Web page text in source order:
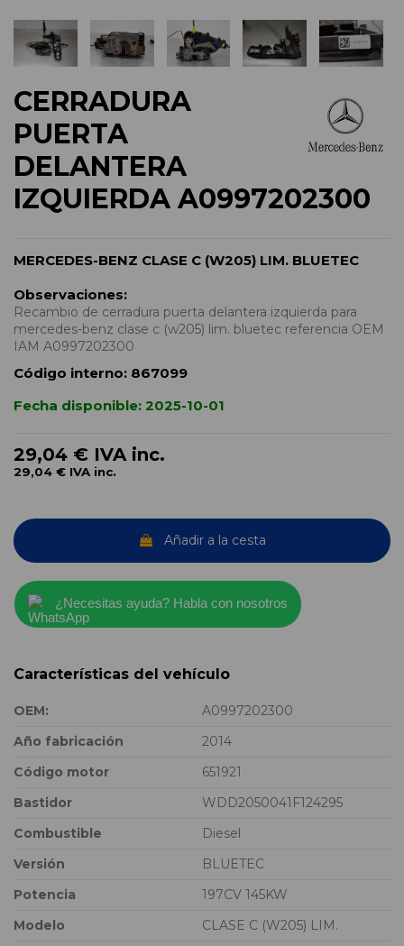
CERRADURA
PUERTA
DELANTERA
IZQUIERDA A0997202300
MERCEDES-BENZ CLASE C (W205) LIM. BLUETEC
Observaciones:
Recambio de cerradura puerta delantera izquierda para
mercedes-benz clase c (w205) lim. bluetec referencia OEM
IAM A0997202300
Código interno: 867099
Fecha disponible: 2025-10-01
29,04 € IVA inc.
29,04 € IVA inc.
Añadir a la cesta
¿Necesitas ayuda? Habla con nosotros
Características del vehículo
OEM:
A0997202300
Año fabricación
2014
Código motor
651921
Bastidor
WDD2050041F124295
Combustible
Diesel
Versión
BLUETEC
Potencia
197CV 145KW
Modelo
CLASE C (W205) LIM.